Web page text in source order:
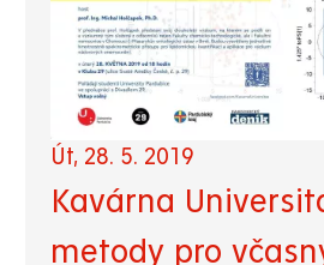
Út, 28. 5. 2019
Kavárna
metody pro